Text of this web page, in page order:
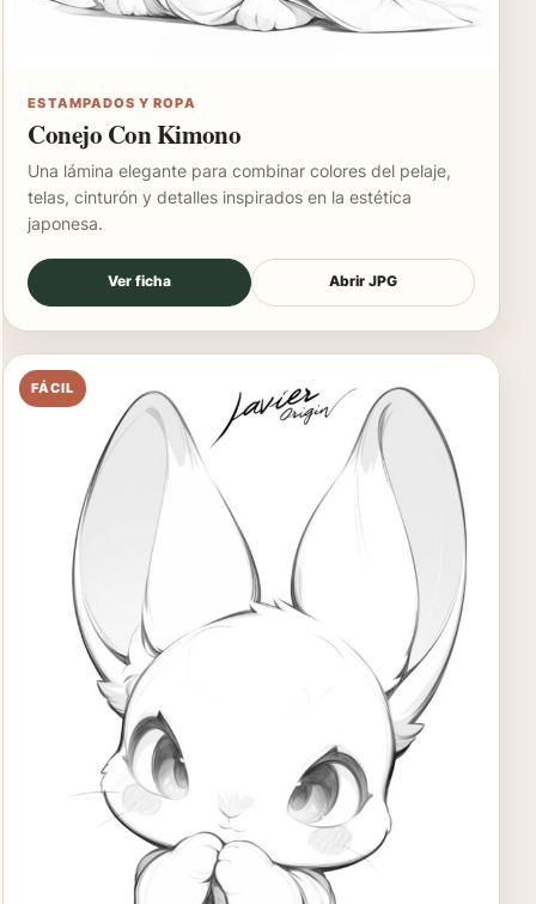
ESTAMPADOS Y ROPA
Conejo Con Kimono
Una lámina elegante para combinar colores del pelaje,
telas, cinturón y detalles inspirados en la estética
japonesa.
Ver ficha Abrir JPG
FÁCIL